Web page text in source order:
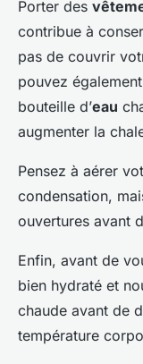
Porter des
contribue à
pas de couvrir
pouvez
bouteille d’eau
augmenter la
Pensez à aérer
condensation,
ouvertures avant
Enfin, avant de
bien hydraté et
chaude avant de
température